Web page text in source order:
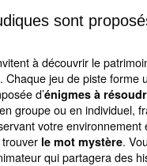
sont
à découvrir le
Chaque jeu de piste forme
d’énigmes à
groupe ou en individuel,
votre environnement
le mot mystère.
qui partagera des